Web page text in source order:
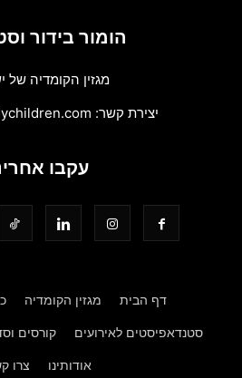
הומור בידור
מגזין הקומדיה של
יצירת קשר:
עקבו
דף הבית מגזין הקומדיה
סטנדאפיסטים לאירועים קורסים
אודותינו צרו